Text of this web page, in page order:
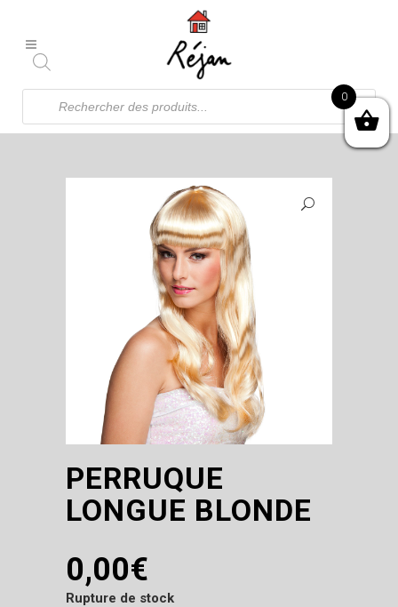
Recherche
produits
PERRUQUE
LONGUE BLONDE
0,00€
Rupture de stock
0